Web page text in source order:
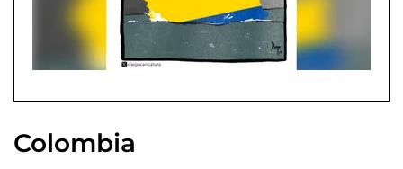
Colombia